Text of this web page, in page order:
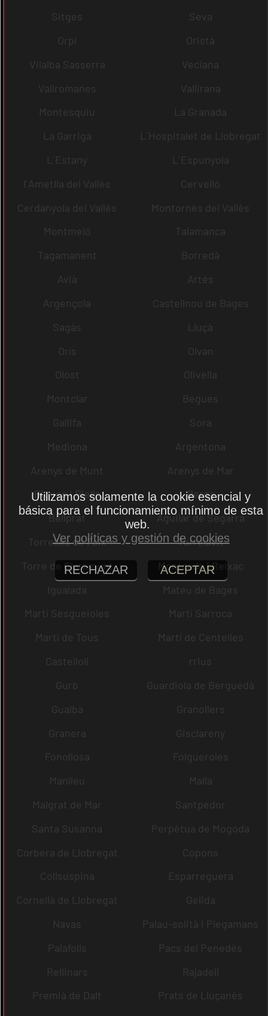
Sitges
Seva
Orpí
Oristà
Vilalba Sasserra
Veciana
Vallromanes
Vallirana
Montesquiu
La Granada
La Garriga
L´Hospitalet de Llobregat
L´Estany
L´Espunyola
l´Ametlla del Vallès
Cervelló
Cerdanyola del Vallès
Montornès del Vallès
Montmeló
Talamanca
Tagamanent
Borredà
Avià
Artés
Argençola
Castellnou de Bages
Sagàs
Lluçà
Orís
Olvan
Olost
Olivella
Montclar
Begues
Gallifa
Sora
Mediona
Argentona
Arenys de Munt
Arenys de Mar
Bigues i Riells
Berga
Bellprat
Aguilar de Segarra
Torrelles de Foix
Torrelavit
Torre de Claramunt
Montcada i Reixac
Igualada
Mateu de Bages
Martí Sesgueioles
Martí Sarroca
Martí de Tous
Martí de Centelles
Castellolí
rrius
Gurb
Guardiola de Berguedà
Gualba
Granollers
Granera
Gisclareny
Fonollosa
Folgueroles
Manlleu
Malla
Malgrat de Mar
Santpedor
Santa Susanna
Perpètua de Mogoda
Corbera de Llobregat
Copons
Collsuspina
Esparreguera
Cornellà de Llobregat
Gelida
Navas
Palau-solità i Plegamans
Palafolls
Pacs del Penedès
Rellinars
Rajadell
Premià de Dalt
Prats de Lluçanès
Utilizamos solamente la cookie esencial y
básica para el funcionamiento mínimo de esta
web.
Ver políticas y gestión de cookies
RECHAZAR ACEPTAR